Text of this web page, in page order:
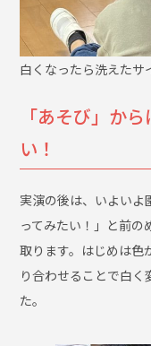
白くなったら洗えたサ
「あそび」か
い！
実演の後は、いよいよ
ってみたい！」と前の
取ります。はじめは色
り合わせることで白
た。